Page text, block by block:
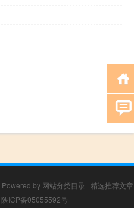
Powered by 网站分类目录 | 精选推荐文章
陕ICP备05055592号